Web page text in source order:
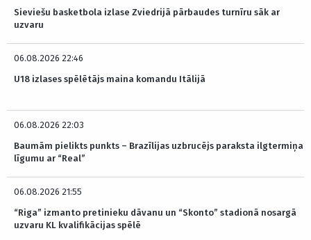
Sieviešu basketbola izlase Zviedrijā pārbaudes turnīru sāk ar
uzvaru
06.08.2026 22:46
U18 izlases spēlētājs maina komandu Itālijā
06.08.2026 22:03
Baumām pielikts punkts – Brazīlijas uzbrucējs paraksta ilgtermiņa
līgumu ar “Real”
06.08.2026 21:55
“Riga” izmanto pretinieku dāvanu un “Skonto” stadionā nosargā
uzvaru KL kvalifikācijas spēlē